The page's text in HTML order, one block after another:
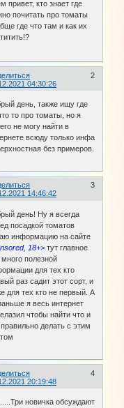
привет, кто знает где
почитать про томаты
где что там и как их
2
04:30:26
день, также ищу где
то про томаты, но я
не могу найти в
всюду только инфа
без примеров.
3
14:46:42
день! Ну я всегда
посадкой томатов
информацию на сайте
18+> тут главное
много полезной
для тех кто
раз садит этот сорт, и
для тех кто не первый. А
я весь интернет
чтобы найти что и
правильно делать с этим
4
20:19:48
новичка обсуждают